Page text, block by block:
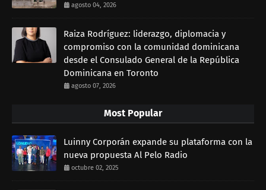
agosto 04, 2026
Raiza Rodríguez: liderazgo, diplomacia y
compromiso con la comunidad dominicana
desde el Consulado General de la República
Dominicana en Toronto
agosto 07, 2026
Most Popular
Luinny Corporán expande su plataforma con la
nueva propuesta Al Pelo Radio
octubre 02, 2025